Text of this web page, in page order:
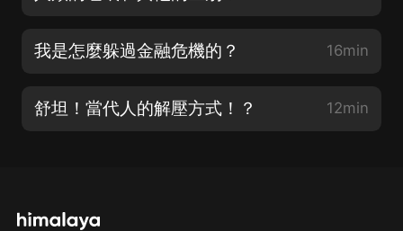
我是怎麼躲過金融危機的？ 16min
舒坦！當代人的解壓方式！？ 12min